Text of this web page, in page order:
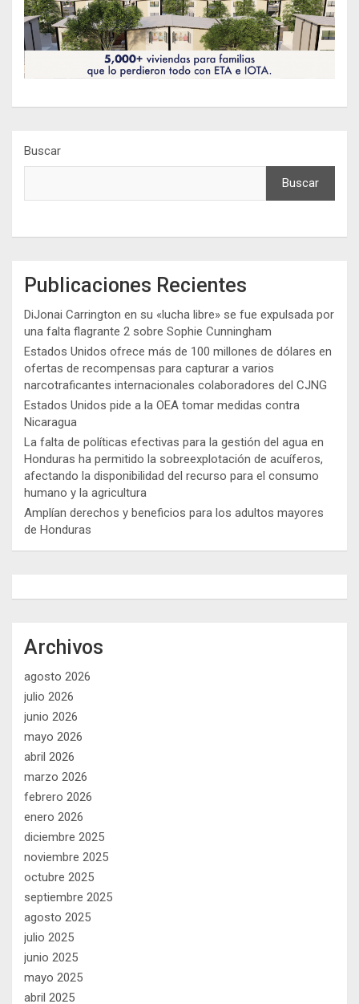
Buscar
Buscar
Publicaciones Recientes
DiJonai Carrington en su «lucha libre» se fue expulsada por
una falta flagrante 2 sobre Sophie Cunningham
Estados Unidos ofrece más de 100 millones de dólares en
ofertas de recompensas para capturar a varios
narcotraficantes internacionales colaboradores del CJNG
Estados Unidos pide a la OEA tomar medidas contra
Nicaragua
La falta de políticas efectivas para la gestión del agua en
Honduras ha permitido la sobreexplotación de acuíferos,
afectando la disponibilidad del recurso para el consumo
humano y la agricultura
Amplían derechos y beneficios para los adultos mayores
de Honduras
Archivos
agosto 2026
julio 2026
junio 2026
mayo 2026
abril 2026
marzo 2026
febrero 2026
enero 2026
diciembre 2025
noviembre 2025
octubre 2025
septiembre 2025
agosto 2025
julio 2025
junio 2025
mayo 2025
abril 2025